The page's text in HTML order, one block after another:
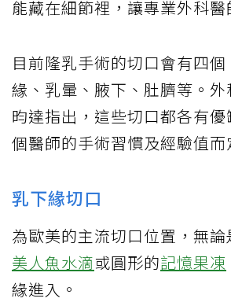
能藏在細節裡，讓專業外科醫
目前隆乳手術的切口會有四
緣、乳暈、腋下、肚臍等。
昀達指出，這些切口都各有
個醫師的手術習慣及經驗值而
乳下緣切口
為歐美的主流切口位置，無
美人魚水滴或圓形的記憶果凍
緣進入。